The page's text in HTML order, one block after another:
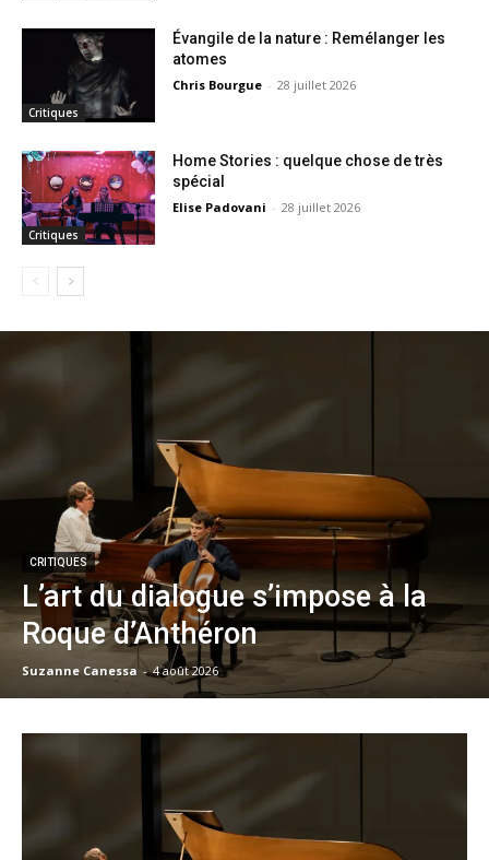
Critiques
Évangile de la nature : Remélanger les
atomes
Chris Bourgue - 28 juillet 2026
Critiques
Home Stories : quelque chose de très
spécial
Elise Padovani - 28 juillet 2026
CRITIQUES
L’art du dialogue s’impose à la
Roque d’Anthéron
Suzanne Canessa - 4 août 2026